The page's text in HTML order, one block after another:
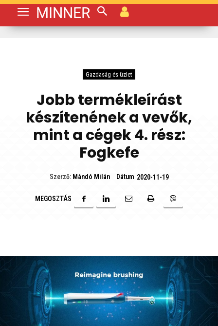
MINNER
Gazdaság és üzlet
Jobb termékleírást
készítenének a vevők,
mint a cégek 4. rész:
Fogkefe
Szerző: Mándó Milán Dátum 2020-11-19
MEGOSZTÁS